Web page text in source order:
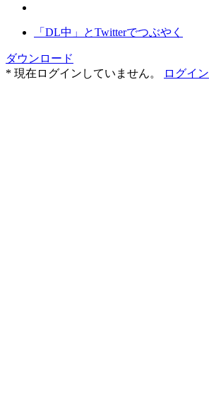
「DL中」とTwitterでつぶやく
ダウンロード
* 現在ログインしていません。
ログイン